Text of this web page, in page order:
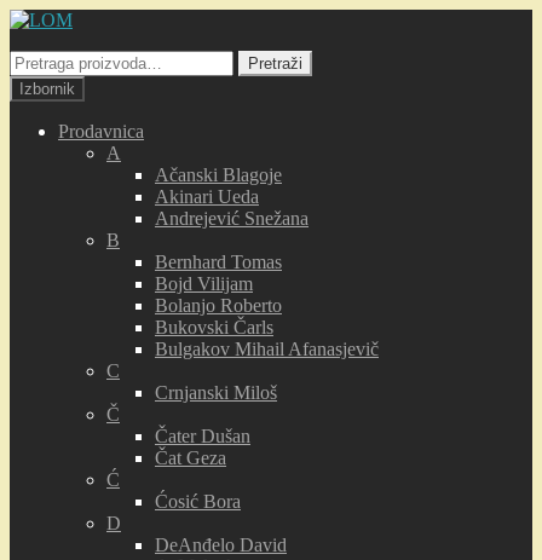
Preskoči
navigaciju
Skoči
sadržaj
Pretraga
za:
Pretraži
Izbornik
Prodavnica
A
Ačanski Blagoje
Akinari Ueda
Andrejević Snežana
B
Bernhard Tomas
Bojd Vilijam
Bolanjo Roberto
Bukovski Čarls
Bulgakov Mihail Afanasjevič
C
Crnjanski Miloš
Č
Čater Dušan
Čat Geza
Ć
Ćosić Bora
D
DeAnđelo David